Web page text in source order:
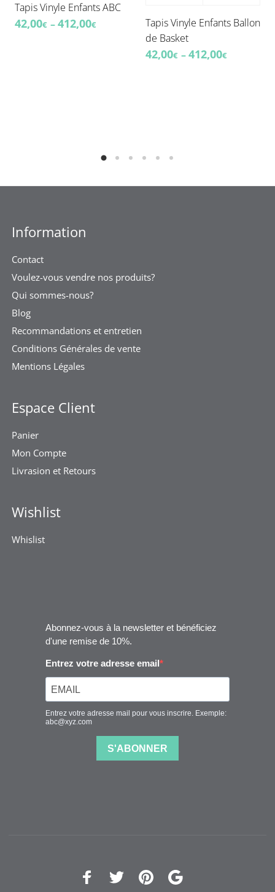
Tapis Vinyle Enfants ABC
42,00€ –412,00€
Tapis Vinyle Enfants Ballon
de Basket
42,00€ –412,00€
Information
Contact
Voulez-vous vendre nos produits?
Qui sommes-nous?
Blog
Recommandations et entretien
Conditions Générales de vente
Mentions Légales
Espace Client
Panier
Mon Compte
Livrasion et Retours
Wishlist
Whislist